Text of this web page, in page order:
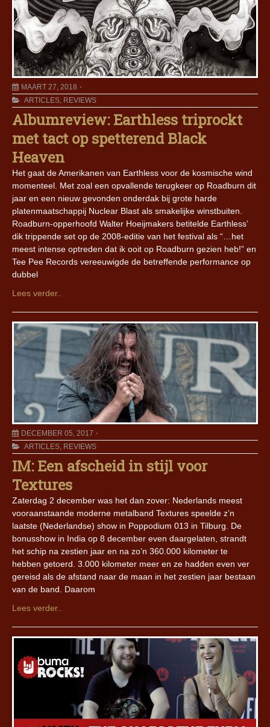
MAART 27, 2018
ARTICLES, REVIEWS
Albumreview: Earthless triprockt
met tact op spetterend Black
Heaven
Het gaat de Amerikanen van Earthless voor de kosmische wind
momenteel. Met zoal een opvallende terugkeer op Roadburn dit
jaar en een nieuw gevonden onderdak bij grote harde
platenmaatschappij Nuclear Blast als smakelijke winstbuiten.
Roadburn-opperhoofd Walter Hoeijmakers betitelde Earthless’
dik trippende set op de 2008-editie van het festival als “…het
meest intense optreden dat ik ooit op Roadburn gezien heb!” en
Tee Pee Records vereeuwigde de betreffende performance op
dubbel
Lees verder..
DECEMBER 05, 2017
ARTICLES, REVIEWS
IM: Een afscheid in stijl voor
Textures
Zaterdag 2 december was het dan zover: Nederlands meest
vooraanstaande moderne metalband Textures speelde z’n
laatste (Nederlandse) show in Poppodium 013 in Tilburg. De
bonusshow in India op 8 december even daargelaten, strandt
het schip na zestien jaar en na zo’n 360.000 kilometer te
hebben getoerd. 3.000 kilometer meer en ze hadden even ver
gereisd als de afstand naar de maan in het zestien jaar bestaan
van de band. Daarom
Lees verder..